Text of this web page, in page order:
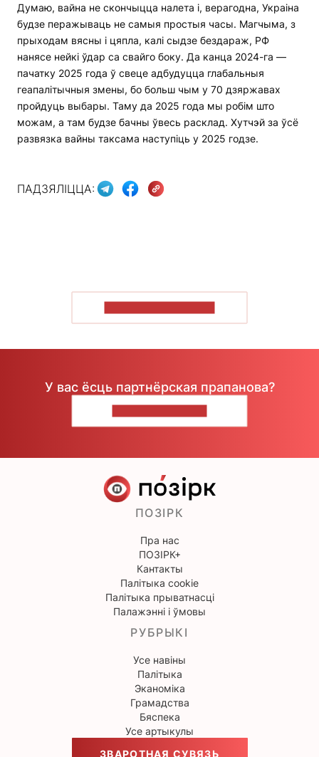
Думаю, вайна не скончыцца налета і, верагодна, Украіна
будзе перажываць не самыя простыя часы. Магчыма, з
прыходам вясны і цяпла, калі сыдзе бездараж, РФ
нанясе нейкі ўдар са свайго боку. Да канца 2024-га —
пачатку 2025 года ў свеце адбудуцца глабальныя
геапалітычныя змены, бо больш чым у 70 дзяржавах
пройдуць выбары. Таму да 2025 года мы робім што
можам, а там будзе бачны ўвесь расклад. Хутчэй за ўсё
развязка вайны таксама наступіць у 2025 годзе.
ПАДЗЯЛІЦЦА:
У вас ёсць партнёрская прапанова?
ПОЗІРК
Пра нас
ПОЗІРК+
Кантакты
Палітыка cookie
Палітыка прыватнасці
Палажэнні і ўмовы
РУБРЫКІ
Усе навіны
Палітыка
Эканоміка
Грамадства
Бяспека
Усе артыкулы
ЗВАРОТНАЯ СУВЯЗЬ